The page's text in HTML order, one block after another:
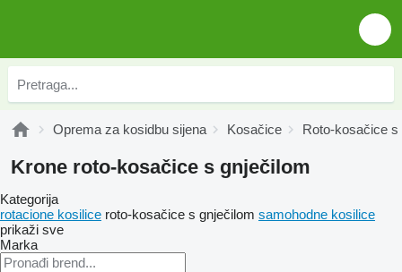
Oprema za kosidbu sijena Kosačice Roto-kosačice s
Krone roto-kosačice s gnječilom
Kategorija
rotacione kosilice roto-kosačice s gnječilom samohodne kosilice
prikaži sve
Marka